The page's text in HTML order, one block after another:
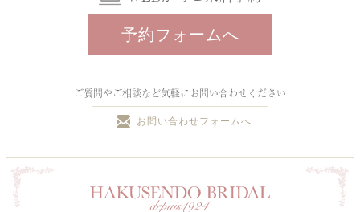
予約フォームへ
ご質問やご相談など気軽にお問い合わせください
お問い合わせフォームへ